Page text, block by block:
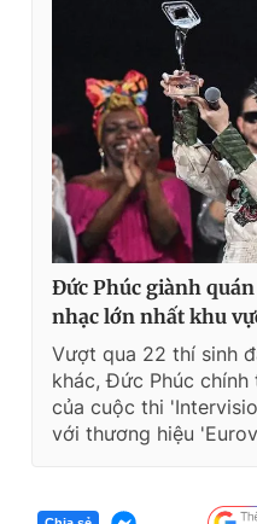
Đức Phúc giành
nhạc lớn nhất khu
Vượt qua 22 thí sinh
khác, Đức Phúc
của cuộc thi
với thương hiệu